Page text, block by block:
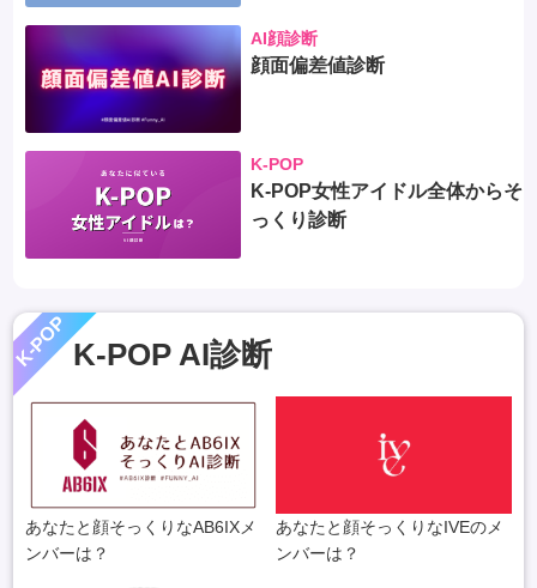
AI顔診断
顔面偏差値診断
K-POP
K-POP女性アイドル全体からそ
っくり診断
K-POPK-POP AI診断
あなたと顔そっくりなAB6IXメ
ンバーは？
あなたと顔そっくりなIVEのメ
ンバーは？